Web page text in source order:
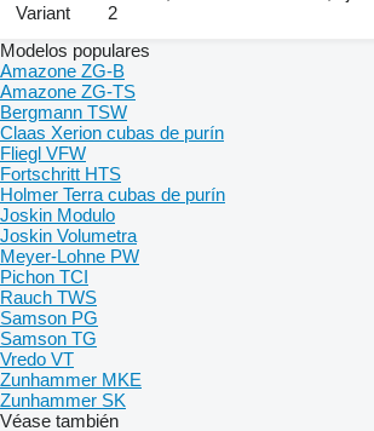
Variant
2
Modelos populares
Amazone ZG-B
Amazone ZG-TS
Bergmann TSW
Claas Xerion cubas de purín
Fliegl VFW
Fortschritt HTS
Holmer Terra cubas de purín
Joskin Modulo
Joskin Volumetra
Meyer-Lohne PW
Pichon TCI
Rauch TWS
Samson PG
Samson TG
Vredo VT
Zunhammer MKE
Zunhammer SK
Véase también